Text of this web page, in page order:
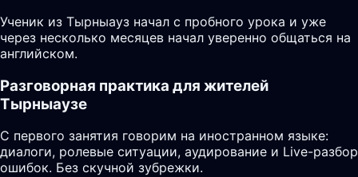
Ученик из Тырныауз начал с пробного урока и уже
через несколько месяцев начал уверенно общаться на
английском.
Разговорная практика для жителей
Тырныаузе
С первого занятия говорим на иностранном языке:
диалоги, ролевые ситуации, аудирование и Live-разбор
ошибок. Без скучной зубрежки.